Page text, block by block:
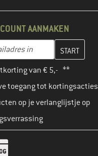
AANMAKEN
hier in en maak in de
van € 5,- **
toegang tot kortingsacties
op je verlanglijstje op